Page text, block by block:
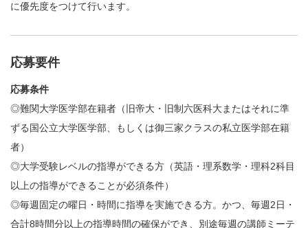
に優先度をつけて行います。
応募要件
応募条件
◎難関大学医学部在籍者（旧帝大・旧制六医科大またはそれに準
ずる国公立大学医学部、もしくは御三家クラスの私立医学部在籍
者）
◎大学受験レベルの指導ができる方（英語・理系数学・理科2科目
以上の指導ができることが必須条件）
◎毎週固定の曜日・時間に指導を実施できる方。かつ、毎週2日・
合計8時間分以上の指導時間の確保ができ、別途毎週の講師ミーテ